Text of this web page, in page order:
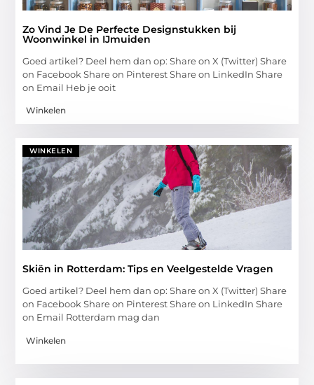
Zo Vind Je De Perfecte Designstukken bij
Woonwinkel in IJmuiden
Goed artikel? Deel hem dan op: Share on X (Twitter) Share
on Facebook Share on Pinterest Share on LinkedIn Share
on Email Heb je ooit
Winkelen
WINKELEN
Skiën in Rotterdam: Tips en Veelgestelde Vragen
Goed artikel? Deel hem dan op: Share on X (Twitter) Share
on Facebook Share on Pinterest Share on LinkedIn Share
on Email Rotterdam mag dan
Winkelen